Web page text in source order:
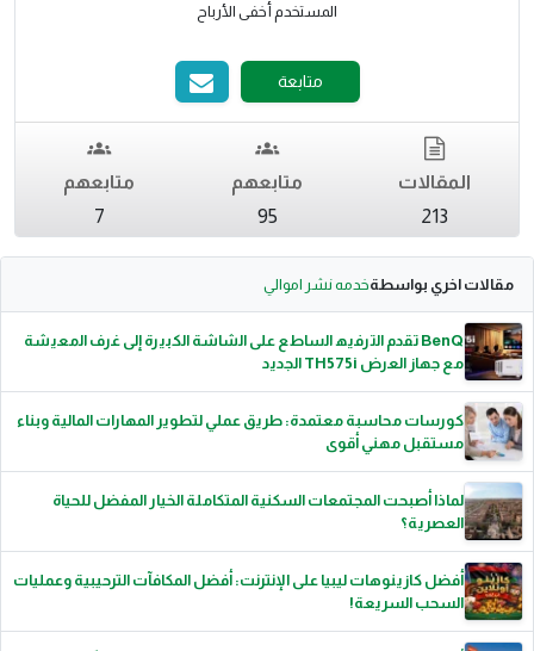
المستخدم أخفى الأرباح
متابعة
المقالات
213
متابعهم
95
متابعهم
7
مقالات اخري بواسطةخدمه نشر اموالي
BenQ ﺗﻘدم اﻟﺗرﻓﯾﮫ اﻟﺳﺎطﻊ ﻋﻠﻰ اﻟﺷﺎﺷﺔ اﻟﻛﺑﯾرة إﻟﻰ ﻏرف اﻟﻣﻌﯾﺷﺔ
ﻣﻊ ﺟﮭﺎز اﻟﻌرض TH575i اﻟﺟدﯾد
كورسات محاسبة معتمدة: طريق عملي لتطوير المهارات المالية وبناء
مستقبل مهني أقوى
لماذا أصبحت المجتمعات السكنية المتكاملة الخيار المفضل للحياة
العصرية؟
أفضل كازينوهات ليبيا على الإنترنت: أفضل المكافآت الترحيبية وعمليات
السحب السريعة!